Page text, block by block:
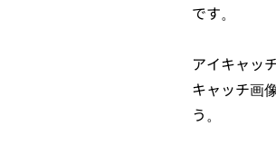
です。
アイキャッ
キャッチ画
う。